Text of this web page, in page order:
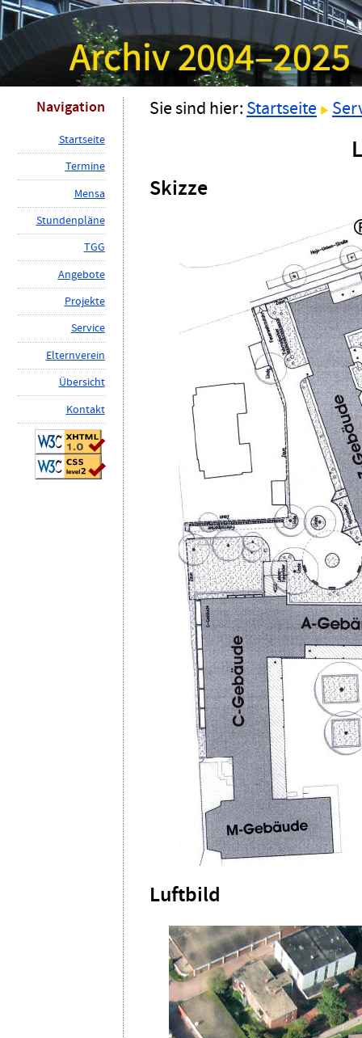
Navigation
Startseite
Termine
Mensa
Stundenpläne
TGG
Angebote
Projekte
Service
Elternverein
Übersicht
Kontakt
Sie sind hier: Startseite
Skizze
Luftbild